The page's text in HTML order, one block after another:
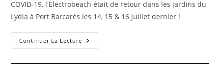
COVID-19, l'Electrobeach était de retour dans les jardins du
Lydia à Port Barcarès les 14, 15 & 16 juillet dernier !
Continuer La Lecture